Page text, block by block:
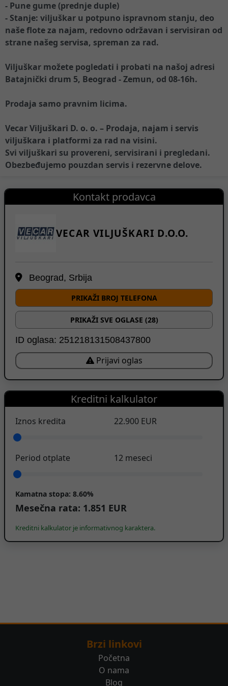
- Pune gume (prednje duple)
- Stanje: viljuškar u potpuno ispravnom stanju, deo
naše flote za najam, redovno održavan i servisiran od
strane našeg servisa, spreman za rad.
Viljuškar možete pogledati i probati na našoj adresi
Batajnički drum 5, Beograd - Zemun, od 08-16h.
Prodaja samo pravnim licima.
Vecar Viljuškari D. o. o. – Prodaja, najam i servis
viljuškara i platformi za rad na visini.
Svi viljuškari su provereni, servisirani i pregledani.
Obezbeđujemo pouzdan servis i rezervne delove.
Kontakt prodavca
VECAR VILJUŠKARI D.O.O.
Beograd, Srbija
PRIKAŽI BROJ TELEFONA
PRIKAŽI SVE OGLASE (28)
ID oglasa: 251218131508437800
Prijavi oglas
Kreditni kalkulator
Iznos kredita 22.900 EUR
Period otplate 12 meseci
Kamatna stopa: 8.60%
Mesečna rata: 1.851 EUR
Kreditni kalkulator je informativnog karaktera.
Brzi linkovi
Početna
O nama
Blog